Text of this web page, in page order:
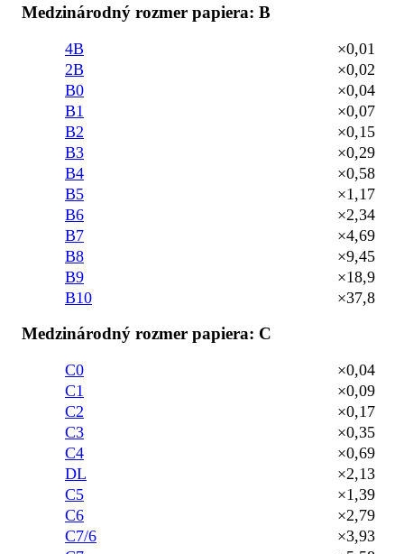
Medzinárodný rozmer papiera: B
4B
×0,01
2B
×0,02
B0
×0,04
B1
×0,07
B2
×0,15
B3
×0,29
B4
×0,58
B5
×1,17
B6
×2,34
B7
×4,69
B8
×9,45
B9
×18,9
B10
×37,8
Medzinárodný rozmer papiera: C
C0
×0,04
C1
×0,09
C2
×0,17
C3
×0,35
C4
×0,69
DL
×2,13
C5
×1,39
C6
×2,79
C7/6
×3,93